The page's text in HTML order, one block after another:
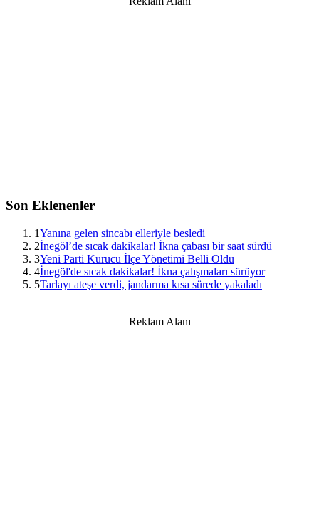
Son Eklenenler
1Yanına gelen sincabı elleriyle besledi
2İnegöl’de sıcak dakikalar! İkna çabası bir saat sürdü
3Yeni Parti Kurucu İlçe Yönetimi Belli Oldu
4İnegöl'de sıcak dakikalar! İkna çalışmaları sürüyor
5Tarlayı ateşe verdi, jandarma kısa sürede yakaladı
Reklam Alanı